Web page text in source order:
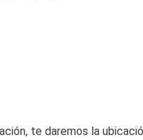
te daremos la